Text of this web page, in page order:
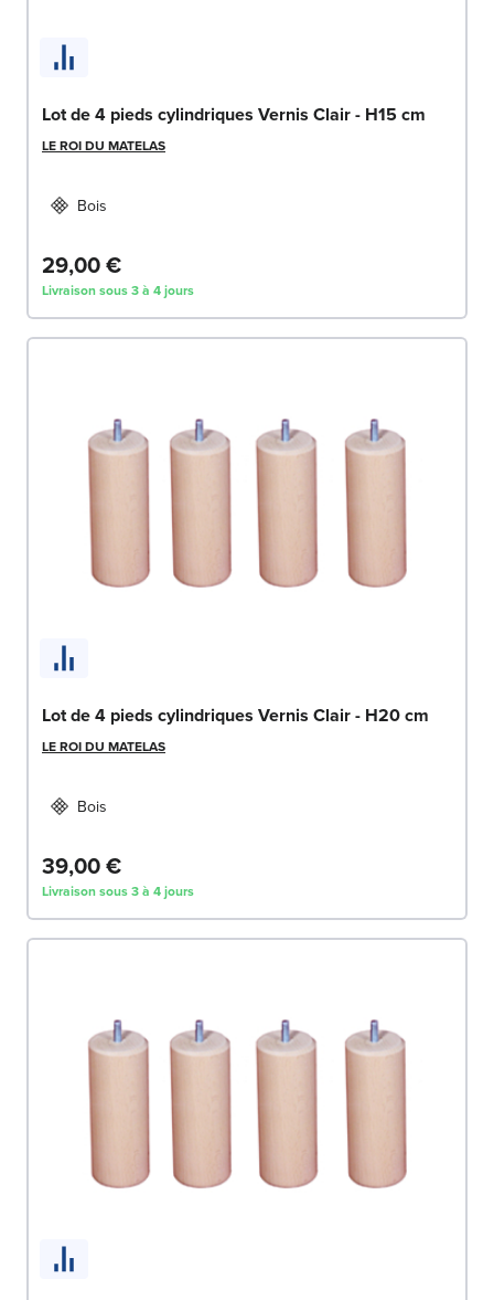
Lot de 4 pieds cylindriques Vernis Clair - H15 cm
LE ROI DU MATELAS
Bois
29,00 €
Livraison sous 3 à 4 jours
Lot de 4 pieds cylindriques Vernis Clair - H20 cm
LE ROI DU MATELAS
Bois
39,00 €
Livraison sous 3 à 4 jours